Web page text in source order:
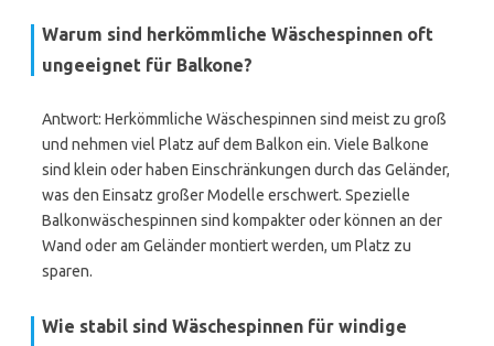
Warum sind herkömmliche Wäschespinnen oft
ungeeignet für Balkone?
Antwort: Herkömmliche Wäschespinnen sind meist zu groß
und nehmen viel Platz auf dem Balkon ein. Viele Balkone
sind klein oder haben Einschränkungen durch das Geländer,
was den Einsatz großer Modelle erschwert. Spezielle
Balkonwäschespinnen sind kompakter oder können an der
Wand oder am Geländer montiert werden, um Platz zu
sparen.
Wie stabil sind Wäschespinnen für windige